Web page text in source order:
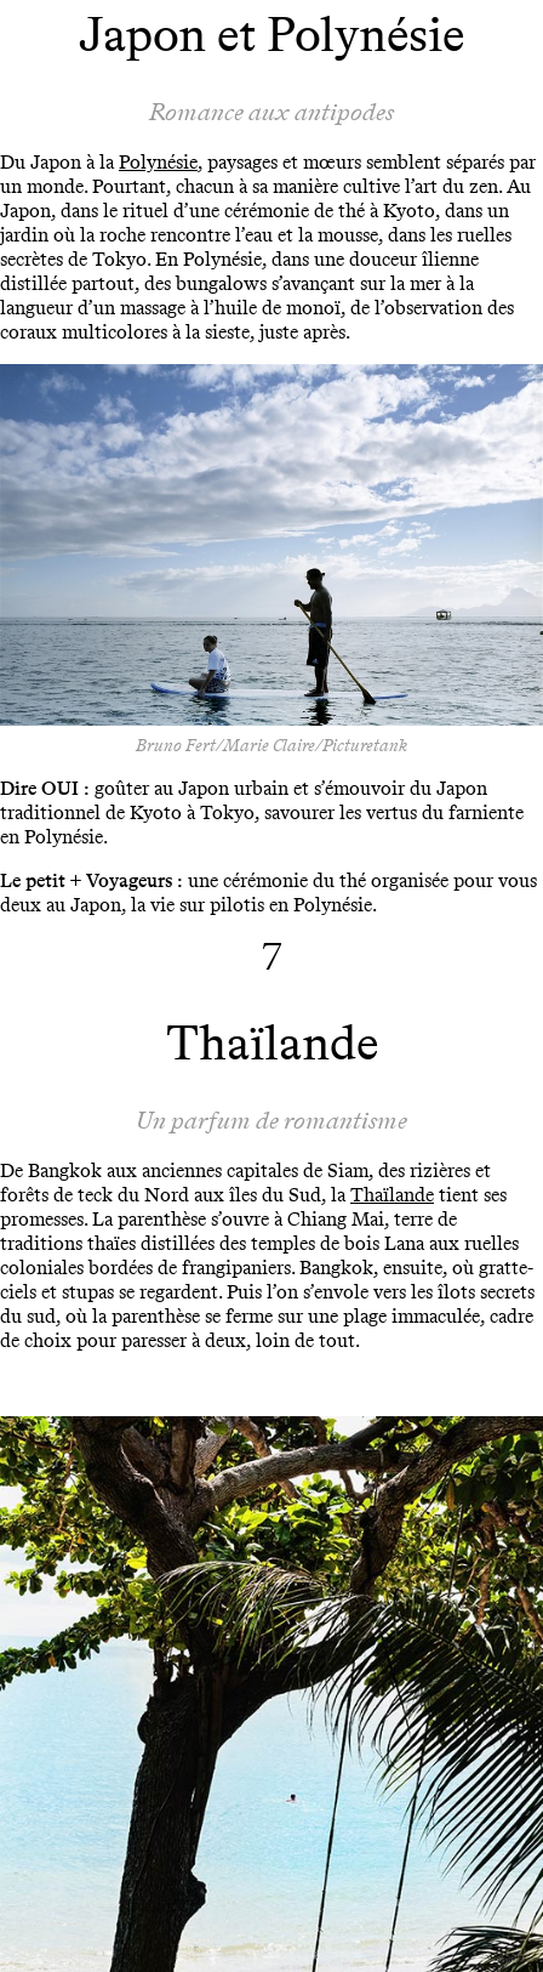
Japon et Polynésie
Romance aux antipodes
Du Japon à la Polynésie, paysages et mœurs semblent séparés par
un monde. Pourtant, chacun à sa manière cultive l’art du zen. Au
Japon, dans le rituel d’une cérémonie de thé à Kyoto, dans un
jardin où la roche rencontre l’eau et la mousse, dans les ruelles
secrètes de Tokyo. En Polynésie, dans une douceur îlienne
distillée partout, des bungalows s’avançant sur la mer à la
langueur d’un massage à l’huile de monoï, de l’observation des
coraux multicolores à la sieste, juste après.
Bruno Fert/Marie Claire/Picturetank
Dire OUI : goûter au Japon urbain et s’émouvoir du Japon
traditionnel de Kyoto à Tokyo, savourer les vertus du farniente
en Polynésie.
Le petit + Voyageurs : une cérémonie du thé organisée pour vous
deux au Japon, la vie sur pilotis en Polynésie.
7
Thaïlande
Un parfum de romantisme
De Bangkok aux anciennes capitales de Siam, des rizières et
forêts de teck du Nord aux îles du Sud, la Thaïlande tient ses
promesses. La parenthèse s’ouvre à Chiang Mai, terre de
traditions thaïes distillées des temples de bois Lana aux ruelles
coloniales bordées de frangipaniers. Bangkok, ensuite, où gratte-
ciels et stupas se regardent. Puis l’on s’envole vers les îlots secrets
du sud, où la parenthèse se ferme sur une plage immaculée, cadre
de choix pour paresser à deux, loin de tout.